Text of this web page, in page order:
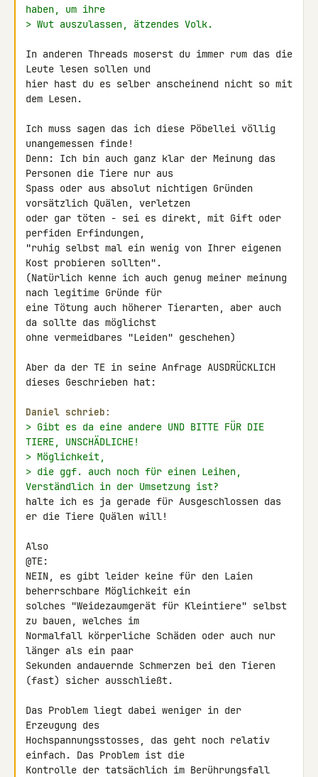
haben, um ihre
> Wut auszulassen, ätzendes Volk.
In anderen Threads moserst du immer rum das die
Leute lesen sollen und
hier hast du es selber anscheinend nicht so mit
dem Lesen.
Ich muss sagen das ich diese Pöbellei völlig
unangemessen finde!
Denn: Ich bin auch ganz klar der Meinung das
Personen die Tiere nur aus
Spass oder aus absolut nichtigen Gründen
vorsätzlich Quälen, verletzen
oder gar töten - sei es direkt, mit Gift oder
perfiden Erfindungen,
"ruhig selbst mal ein wenig von Ihrer eigenen
Kost probieren sollten".
(Natürlich kenne ich auch genug meiner meinung
nach legitime Gründe für
eine Tötung auch höherer Tierarten, aber auch
da sollte das möglichst
ohne vermeidbares "Leiden" geschehen)
Aber da der TE in seine Anfrage AUSDRÜCKLICH
dieses Geschrieben hat:
Daniel schrieb:
> Gibt es da eine andere UND BITTE FÜR DIE
TIERE, UNSCHÄDLICHE!
> Möglichkeit,
> die ggf. auch noch für einen Leihen,
Verständlich in der Umsetzung ist?
halte ich es ja gerade für Ausgeschlossen das
er die Tiere Quälen will!
Also
@TE:
NEIN, es gibt leider keine für den Laien
beherrschbare Möglichkeit ein
solches "Weidezaumgerät für Kleintiere" selbst
zu bauen, welches im
Normalfall körperliche Schäden oder auch nur
länger als ein paar
Sekunden andauernde Schmerzen bei den Tieren
(fast) sicher ausschließt.
Das Problem liegt dabei weniger in der
Erzeugung des
Hochspannungsstosses, das geht noch relativ
einfach. Das Problem ist die
Kontrolle der tatsächlich im Berührungsfall